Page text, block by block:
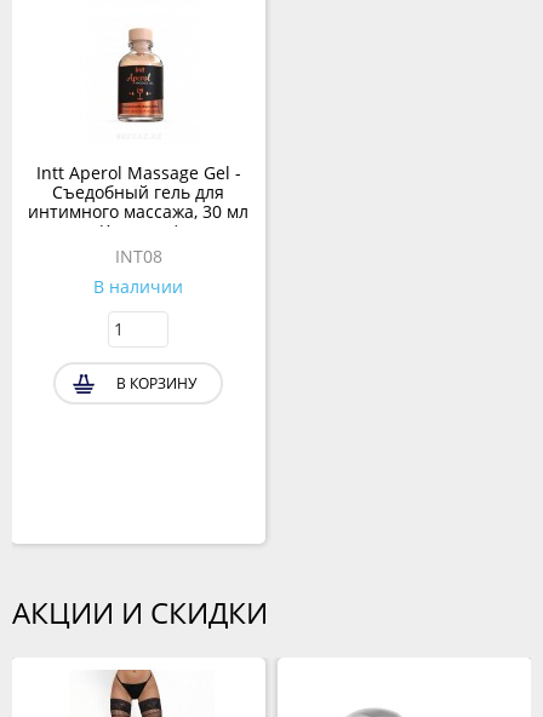
Intt Aperol Massage Gel -
Съедобный гель для
интимного массажа, 30 мл
(Апероль)
INT08
В наличии
В КОРЗИНУ
АКЦИИ И СКИДКИ